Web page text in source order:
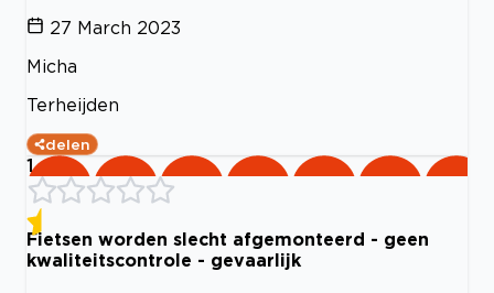
27 March 2023
Micha
Terheijden
delen
1
Fietsen worden slecht afgemonteerd - geen
kwaliteitscontrole - gevaarlijk